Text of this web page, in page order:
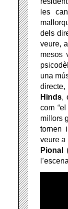
les
dels
veure,
mesos
una
Hinds,
com
millors
tornen
veure a
Pional